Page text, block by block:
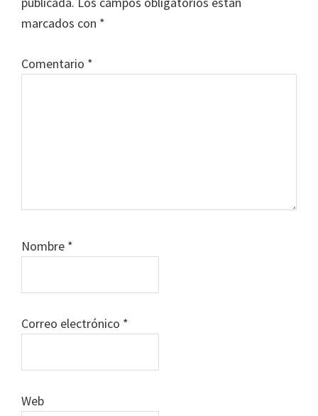
lectores
marcados con *
Comentario *
Nombre *
Correo electrónico *
Web